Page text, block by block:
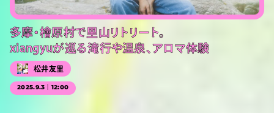
多摩・檜原村で里山リトリート。
xiangyuが巡る滝行や温泉、アロマ体験
松井友里
2025.9.3｜12:00